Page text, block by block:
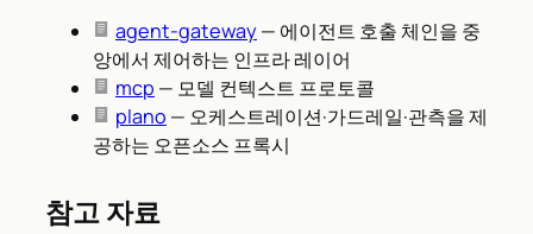
agent-gateway— 에이전트 호출 체인을 중
앙에서 제어하는 인프라 레이어
mcp — 모델 컨텍스트 프로토콜
plano — 오케스트레이션·가드레일·관측을 제
공하는 오픈소스 프록시
참고 자료